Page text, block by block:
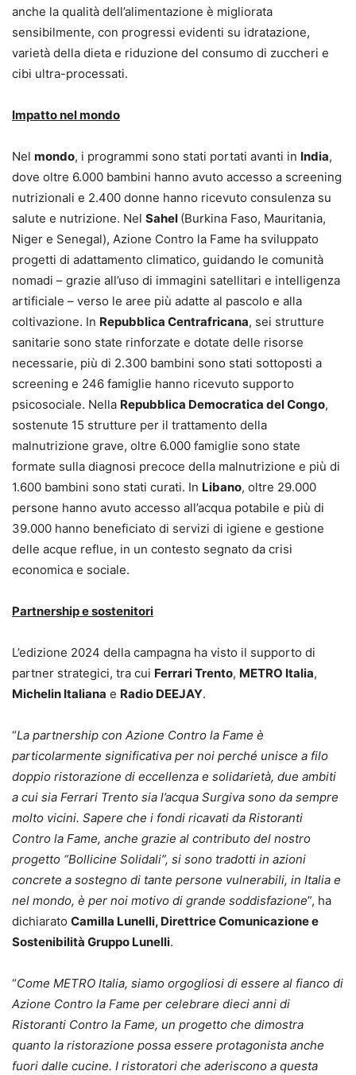
anche la qualità dell’alimentazione è migliorata
sensibilmente, con progressi evidenti su idratazione,
varietà della dieta e riduzione del consumo di zuccheri e
cibi ultra-processati.
Impatto nel mondo
Nel mondo, i programmi sono stati portati avanti in India,
dove oltre 6.000 bambini hanno avuto accesso a screening
nutrizionali e 2.400 donne hanno ricevuto consulenza su
salute e nutrizione. Nel Sahel (Burkina Faso, Mauritania,
Niger e Senegal), Azione Contro la Fame ha sviluppato
progetti di adattamento climatico, guidando le comunità
nomadi – grazie all’uso di immagini satellitari e intelligenza
artificiale – verso le aree più adatte al pascolo e alla
coltivazione. In Repubblica Centrafricana, sei strutture
sanitarie sono state rinforzate e dotate delle risorse
necessarie, più di 2.300 bambini sono stati sottoposti a
screening e 246 famiglie hanno ricevuto supporto
psicosociale. Nella Repubblica Democratica del Congo,
sostenute 15 strutture per il trattamento della
malnutrizione grave, oltre 6.000 famiglie sono state
formate sulla diagnosi precoce della malnutrizione e più di
1.600 bambini sono stati curati. In Libano, oltre 29.000
persone hanno avuto accesso all’acqua potabile e più di
39.000 hanno beneficiato di servizi di igiene e gestione
delle acque reflue, in un contesto segnato da crisi
economica e sociale.
Partnership e sostenitori
L’edizione 2024 della campagna ha visto il supporto di
partner strategici, tra cui Ferrari Trento, METRO Italia,
Michelin Italiana e Radio DEEJAY.
“La partnership con Azione Contro la Fame è
particolarmente significativa per noi perché unisce a filo
doppio ristorazione di eccellenza e solidarietà, due ambiti
a cui sia Ferrari Trento sia l’acqua Surgiva sono da sempre
molto vicini. Sapere che i fondi ricavati da Ristoranti
Contro la Fame, anche grazie al contributo del nostro
progetto “Bollicine Solidali”, si sono tradotti in azioni
concrete a sostegno di tante persone vulnerabili, in Italia e
nel mondo, è per noi motivo di grande soddisfazione”, ha
dichiarato Camilla Lunelli, Direttrice Comunicazione e
Sostenibilità Gruppo Lunelli.
“Come METRO Italia, siamo orgogliosi di essere al fianco di
Azione Contro la Fame per celebrare dieci anni di
Ristoranti Contro la Fame, un progetto che dimostra
quanto la ristorazione possa essere protagonista anche
fuori dalle cucine. I ristoratori che aderiscono a questa